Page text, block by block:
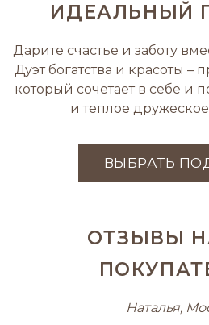
ИДЕАЛЬНЫЙ
Дарите счастье и заботу
Дуэт богатства и красоты –
который сочетает в себе и
и теплое
ВЫБРАТЬ
ОТЗЫВЫ
Наталья,